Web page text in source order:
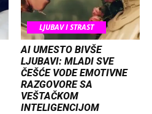
LJUBAV I STRAST
AI UMESTO BIVŠE
LJUBAVI: MLADI SVE
ČEŠĆE VODE EMOTIVNE
RAZGOVORE SA
VEŠTAČKOM
INTELIGENCIJOM